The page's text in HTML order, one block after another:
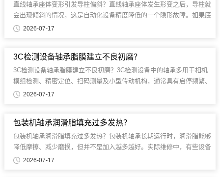
直线轴承座体变形引发导柱偏斜？直线轴承座体发生形变之后，导柱就
会出现倾斜的情况，这是自动化设备精度降低的一个隐形故障。如果底
座的材料选择不正确、安装时留下......
2026-07-17
3C检测设备轴承脂膜建立不良初磨？
3C检测设备轴承脂膜建立不良初磨？3C检测设备中的轴承多用于相机
模组检测、精密定位、扫码测量及小型传动机构，通常具有启停频繁、
运行行程短、速度变化快和定位精度要求较高等特点。...
2026-07-17
包装机轴承润滑脂填充过多发热？
包装机轴承润滑脂填充过多发热？包装机轴承长期运行时，润滑脂能够
降低摩擦、减少磨损，但并不是加入越多越好。实际维修中，有些设备
出现轴承温度升高......
2026-07-17